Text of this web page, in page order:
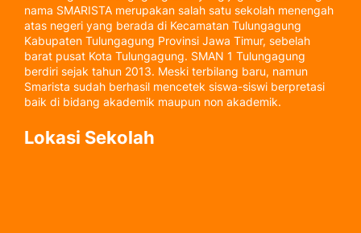
nama SMARISTA merupakan salah satu sekolah menengah
atas negeri yang berada di Kecamatan Tulungagung
Kabupaten Tulungagung Provinsi Jawa Timur, sebelah
barat pusat Kota Tulungagung. SMAN 1 Tulungagung
berdiri sejak tahun 2013. Meski terbilang baru, namun
Smarista sudah berhasil mencetek siswa-siswi berpretasi
baik di bidang akademik maupun non akademik.
Lokasi Sekolah